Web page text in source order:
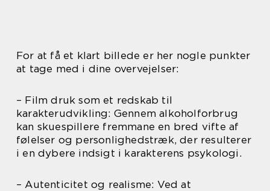
For at få et klart billede er her nogle punkter
at tage med i dine overvejelser:
– Film druk som et redskab til
karakterudvikling: Gennem alkoholforbrug
kan skuespillere fremmane en bred vifte af
følelser og personlighedstræk, der resulterer
i en dybere indsigt i karakterens psykologi.
– Autenticitet og realisme: Ved at